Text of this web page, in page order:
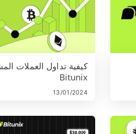
كيفية تداول العملات
Bitunix
13/01/2024